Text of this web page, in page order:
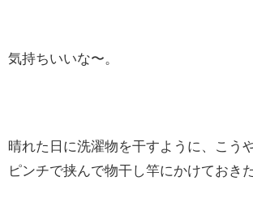
気持ちいいな〜。
晴れた日に洗濯物を干すように、こう
ピンチで挟んで物干し竿にかけておき